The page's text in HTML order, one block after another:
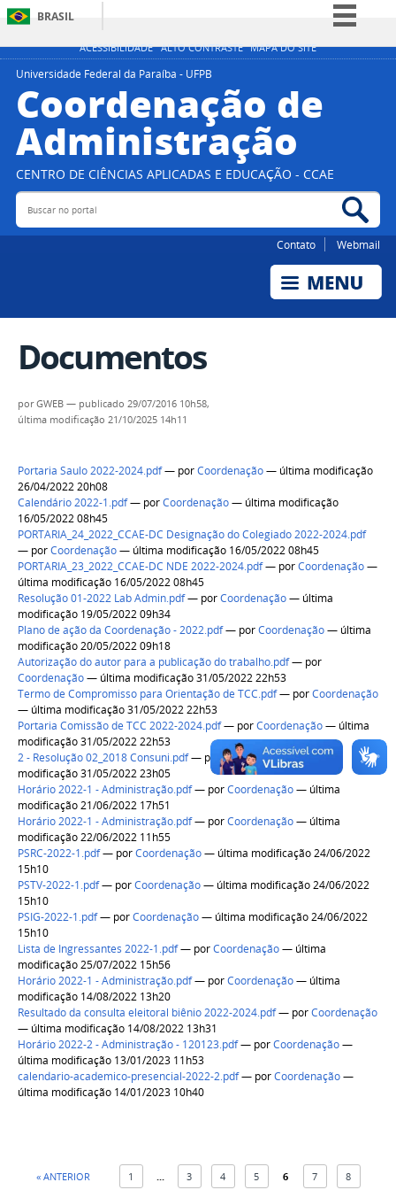
ACESSIBILIDADE ALTO CONTRASTE MAPA DO SITE
BRASIL
Simplifique!
Participe
Acesso à informação
Legislação
Canais
Universidade Federal da Paraíba - UFPB
Coordenação de
Administração
CENTRO DE CIÊNCIAS APLICADAS E EDUCAÇÃO - CCAE
Buscar no portal
Contato Webmail
Documentos
porGWEB — publicado 29/07/2016 10h58,
última modificação 21/10/2025 14h11
Portaria Saulo 2022-2024.pdf— porCoordenação— última modificação
26/04/2022 20h08
Calendário 2022-1.pdf— porCoordenação— última modificação
16/05/2022 08h45
PORTARIA_24_2022_CCAE-DC Designação do Colegiado 2022-2024.pdf
— porCoordenação— última modificação 16/05/2022 08h45
PORTARIA_23_2022_CCAE-DC NDE 2022-2024.pdf— porCoordenação—
última modificação 16/05/2022 08h45
Resolução 01-2022 Lab Admin.pdf— porCoordenação— última
modificação 19/05/2022 09h34
Plano de ação da Coordenação - 2022.pdf— porCoordenação— última
modificação 20/05/2022 09h18
Autorização do autor para a publicação do trabalho.pdf— por
Coordenação— última modificação 31/05/2022 22h53
Termo de Compromisso para Orientação de TCC.pdf— porCoordenação
— última modificação 31/05/2022 22h53
Portaria Comissão de TCC 2022-2024.pdf— porCoordenação— última
modificação 31/05/2022 22h53
2 - Resolução 02_2018 Consuni.pdf— porCoordenação— última
modificação 31/05/2022 23h05
Horário 2022-1 - Administração.pdf— porCoordenação— última
modificação 21/06/2022 17h51
Horário 2022-1 - Administração.pdf— porCoordenação— última
modificação 22/06/2022 11h55
PSRC-2022-1.pdf— porCoordenação— última modificação 24/06/2022
15h10
PSTV-2022-1.pdf— porCoordenação— última modificação 24/06/2022
15h10
PSIG-2022-1.pdf— porCoordenação— última modificação 24/06/2022
15h10
Lista de Ingressantes 2022-1.pdf— porCoordenação— última
modificação 25/07/2022 15h56
Horário 2022-1 - Administração.pdf— porCoordenação— última
modificação 14/08/2022 13h20
Resultado da consulta eleitoral biênio 2022-2024.pdf— porCoordenação
— última modificação 14/08/2022 13h31
Horário 2022-2 - Administração - 120123.pdf— porCoordenação—
última modificação 13/01/2023 11h53
calendario-academico-presencial-2022-2.pdf— porCoordenação—
última modificação 14/01/2023 10h40
« ANTERIOR 1 ... 3 4 5 6 7 8